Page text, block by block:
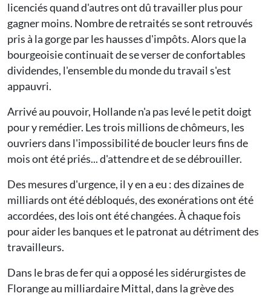
licenciés quand d'autres ont dû travailler plus pour
gagner moins. Nombre de retraités se sont retrouvés
pris à la gorge par les hausses d'impôts. Alors que la
bourgeoisie continuait de se verser de confortables
dividendes, l'ensemble du monde du travail s'est
appauvri.
Arrivé au pouvoir, Hollande n'a pas levé le petit doigt
pour y remédier. Les trois millions de chômeurs, les
ouvriers dans l'impossibilité de boucler leurs fins de
mois ont été priés... d'attendre et de se débrouiller.
Des mesures d'urgence, il y en a eu : des dizaines de
milliards ont été débloqués, des exonérations ont été
accordées, des lois ont été changées. À chaque fois
pour aider les banques et le patronat au détriment des
travailleurs.
Dans le bras de fer qui a opposé les sidérurgistes de
Florange au milliardaire Mittal, dans la grève des